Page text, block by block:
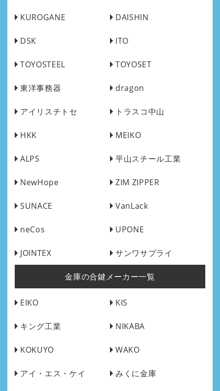
KUROGANE DAISHIN
DSK ITO
TOYOSTEEL TOYOSET
東洋事務器 dragon
アイリスチトセ トラスコ中山
HKK MEIKO
ALPS 平山スチール工業
NewHope ZIM ZIPPER
SUNACE VanLack
neCos UPONE
JOINTEX サンワサプライ
金庫の合鍵メーカー一覧
EIKO KIS
キング工業 NIKABA
KOKUYO WAKO
アイ・エス・ケイ みくに金庫